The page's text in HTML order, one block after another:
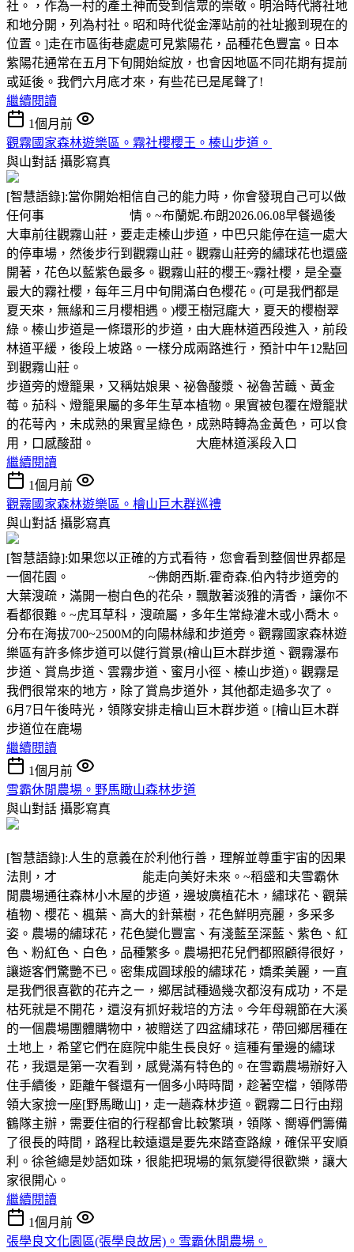
社。，作為一村的產土神而受到信眾的崇敬。明治時代將社地
和地分開，列為村社。昭和時代從金澤站前的社址搬到現在的
位置。]走在市區街巷處處可見紫陽花，品種花色豐富。日本
紫陽花通常在五月下旬開始綻放，也會因地區不同花期有提前
或延後。我們六月底才來，有些花已是尾聲了!
繼續閱讀
1個月前
觀霧國家森林遊樂區。霧社櫻櫻王。榛山步道。
與山對話 攝影寫真
[智慧語錄]:當你開始相信自己的能力時，你會發現自己可以做
任何事 情。~布蘭妮.布朗2026.06.08早餐過後
大車前往觀霧山莊，要走走榛山步道，中巴只能停在這一處大
的停車場，然後步行到觀霧山莊。觀霧山莊旁的繡球花也還盛
開著，花色以藍紫色最多。觀霧山莊的櫻王~霧社櫻，是全臺
最大的霧社櫻，每年三月中旬開滿白色櫻花。(可是我們都是
夏天來，無緣和三月櫻相遇。)櫻王樹冠龐大，夏天的櫻樹翠
綠。榛山步道是一條環形的步道，由大鹿林道西段進入，前段
林道平緩，後段上坡路。一樣分成兩路進行，預計中午12點回
到觀霧山莊。
步道旁的燈籠果，又稱姑娘果、祕魯酸漿、祕魯苦蘵、黃金
莓。茄科、燈籠果屬的多年生草本植物。果實被包覆在燈籠狀
的花萼內，未成熟的果實呈綠色，成熟時轉為金黃色，可以食
用，口感酸甜。 大鹿林道溪段入口
繼續閱讀
1個月前
觀霧國家森林遊樂區。檜山巨木群巡禮
與山對話 攝影寫真
[智慧語錄]:如果您以正確的方式看待，您會看到整個世界都是
一個花園。 ~佛朗西斯.霍奇森.伯內特步道旁的
大葉溲疏，滿開一樹白色的花朵，飄散著淡雅的清香，讓你不
看都很難。~虎耳草科，溲疏屬，多年生常綠灌木或小喬木。
分布在海拔700~2500M的向陽林緣和步道旁。觀霧國家森林遊
樂區有許多條步道可以健行賞景(檜山巨木群步道、觀霧瀑布
步道、賞鳥步道、雲霧步道、蜜月小徑、榛山步道)。觀霧是
我們很常來的地方，除了賞鳥步道外，其他都走過多次了。
6月7日午後時光，領隊安排走檜山巨木群步道。[檜山巨木群
步道位在鹿場
繼續閱讀
1個月前
雪霸休閒農場。野馬瞰山森林步道
與山對話 攝影寫真
[智慧語錄]:人生的意義在於利他行善，理解並尊重宇宙的因果
法則，才 能走向美好未來。~稻盛和夫雪霸休
閒農場通往森林小木屋的步道，邊坡廣植花木，繡球花、觀葉
植物、櫻花、楓葉、高大的針葉樹，花色鮮明亮麗，多采多
姿。農場的繡球花，花色變化豐富、有淺藍至深藍、紫色、紅
色、粉紅色、白色，品種繁多。農場把花兒們都照顧得很好，
讓遊客們驚艷不已。密集成圓球般的繡球花，嬌柔美麗，一直
是我們很喜歡的花卉之ㄧ，鄉居試種過幾次都沒有成功，不是
枯死就是不開花，還沒有抓好栽培的方法。今年母親節在大溪
的一個農場團體購物中，被贈送了四盆繡球花，帶回鄉居種在
土地上，希望它們在庭院中能生長良好。這種有暈邊的繡球
花，我還是第一次看到，感覺滿有特色的。在雪霸農場辦好入
住手續後，距離午餐還有一個多小時時間，趁著空檔，領隊帶
領大家撿一座[野馬瞰山]，走一趟森林步道。觀霧二日行由翔
鶴隊主辦，需要住宿的行程都會比較繁瑣，領隊、嚮導們籌備
了很長的時間，路程比較遠還是要先來踏查路線，確保平安順
利。徐爸總是妙語如珠，很能把現場的氣氛變得很歡樂，讓大
家很開心。
繼續閱讀
1個月前
張學良文化園區(張學良故居)。雪霸休閒農場。